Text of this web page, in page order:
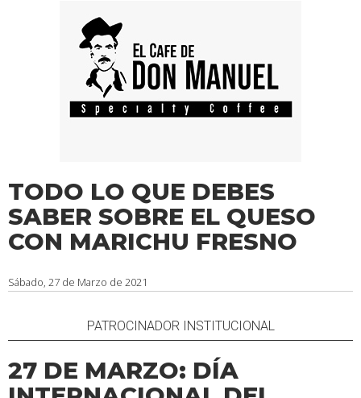
TODO LO QUE DEBES
SABER SOBRE EL QUESO
CON MARICHU FRESNO
Sábado, 27 de Marzo de 2021
PATROCINADOR INSTITUCIONAL
27 DE MARZO: DÍA